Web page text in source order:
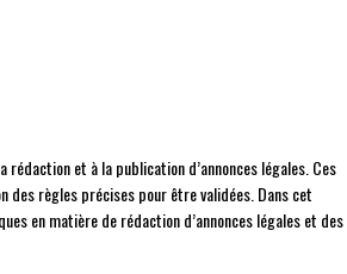
et à la publication d’annonces légales. Ces
règles précises pour être validées. Dans cet
en matière de rédaction d’annonces légales et des